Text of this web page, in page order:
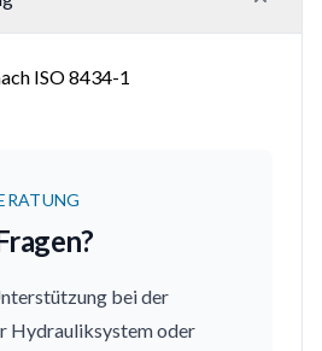
ISO 8434-1
bei der
Hydrauliksystem oder